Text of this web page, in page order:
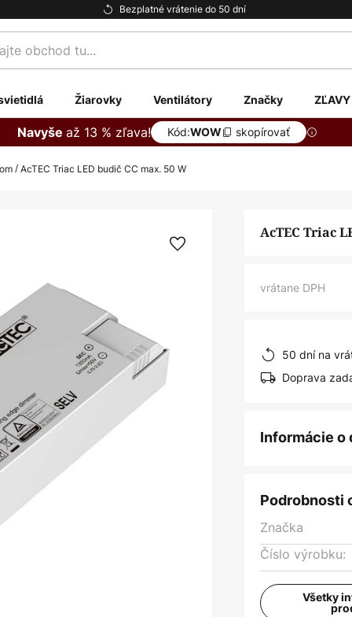
Bezplatné vrátenie do 50 dní
Žiarovky Ventilátory Značky ZĽAVY
Navyše až 13 % zľava! Kód:WOW skopírovať
AcTEC Triac LED budič CC max. 50 W
AcTEC Triac
vrátane DPH
50 dní na
Doprava
Informácie o
Podrobnosti
Značka
Číslo výrobku:
Všetky